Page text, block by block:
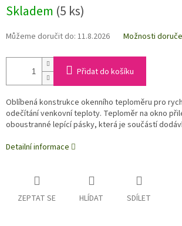
Skladem (5 ks)
Můžeme doručit do: 11.8.2026 Možnosti
Přidat do košíku
Oblíbená konstrukce okenního teploměru pro
odečítání venkovní teploty. Teploměr na okno
oboustranné lepící pásky, která je součástí
Detailní informace
ZEPTAT SE HLÍDAT SDÍLET